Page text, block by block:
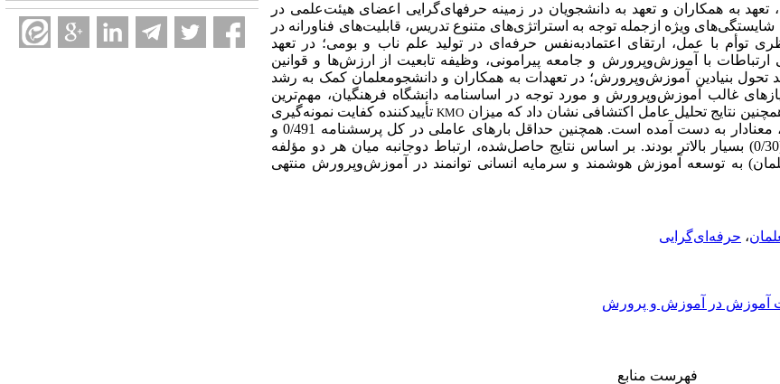
تعهد به همکاران و تعهد به دانشجویان در زمینه حرفه­ای‌گرایی اعضای هیئت‌علمی در
شایستگی‌های ویژه ازجمله توجه به استراتژی‌های متنوع تدریس، قابلیت‌های فناورانه در
توأم با عمل، ارتقای اعتمادبه‌نفس حرفه‌ای در تولید علم ناب و بومی؛ در
تعهد
ارتباطات با آموزش‌وپرورش و جامعه پیرامونی، وظیفه تابعیت
از ارزش‌ها و قوانین
تحول بنیادین آموزش‌وپرورش؛ در تعهدات به همکاران و دانشجومعلمان کمک به رشد
غالب آموزش‌وپرورش و مورد توجه در اساسنامه دانشگاه فرهنگیان، مهم‌ترین
نتایج تحلیل عامل اکتشافی نشان داد که میزان KMOتأییدکننده کفایت نمونه‌گیری
بوده و آزمون خی بارتلت نیز در سطح 0/001، معنادار به دست آمده است. همچنین حداقل بارهای عاملی در کل پرسشنامه 0/491 و
بر اساس نتایج حاصل‌شده، ارتباط دوجانبه میان هر دو مؤلفه
به توسعه آموزش هوشمند و سرمایه انسانی توانمند در آموزش‌وپرورش منتهی
، حرفه‌ای‌گرایی
آموزش در آموزش و پرورش
فهرست منابع